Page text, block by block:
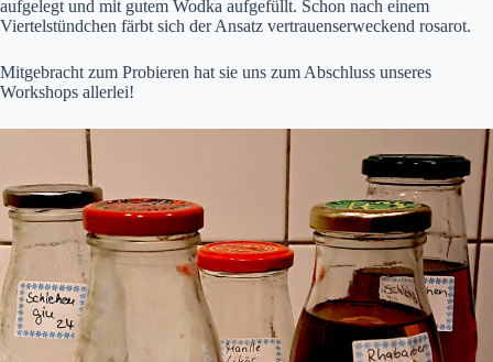
aufgelegt und mit gutem Wodka aufgefüllt. Schon nach einem
Viertelstündchen färbt sich der Ansatz vertrauenserweckend rosarot.
Mitgebracht zum Probieren hat sie uns zum Abschluss unseres
Workshops allerlei!